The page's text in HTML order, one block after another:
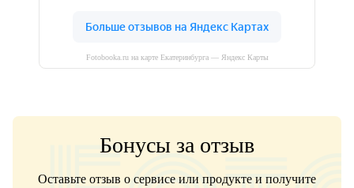
Fotobooka.ru на карте Екатеринбурга — Яндекс Карты
Бонусы за отзыв
Оставьте отзыв о сервисе или продукте и получите